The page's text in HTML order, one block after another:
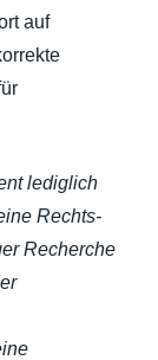
auf
lediglich
Rechts-
Recherche